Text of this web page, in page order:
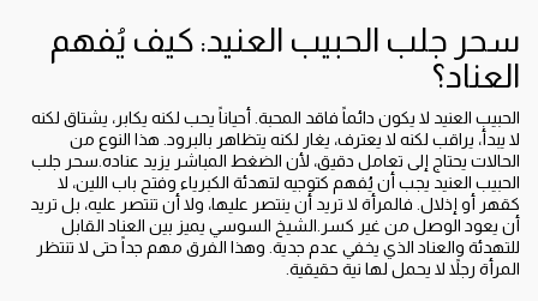
سحر جلب الحبيب العنيد: كيف يُفهم
العناد؟
الحبيب العنيد لا يكون دائماً فاقد المحبة. أحياناً يحب لكنه يكابر، يشتاق لكنه
لا يبدأ، يراقب لكنه لا يعترف، يغار لكنه يتظاهر بالبرود. هذا النوع من
الحالات يحتاج إلى تعامل دقيق، لأن الضغط المباشر يزيد عناده.سحر جلب
الحبيب العنيد يجب أن يُفهم كتوجيه لتهدئة الكبرياء وفتح باب اللين، لا
كقهر أو إذلال. فالمرأة لا تريد أن ينتصر عليها، ولا أن تنتصر عليه، بل تريد
أن يعود الوصل من غير كسر.الشيخ السوسي يميز بين العناد القابل
للتهدئة والعناد الذي يخفي عدم جدية. وهذا الفرق مهم جداً حتى لا تنتظر
المرأة رجلاً لا يحمل لها نية حقيقية.